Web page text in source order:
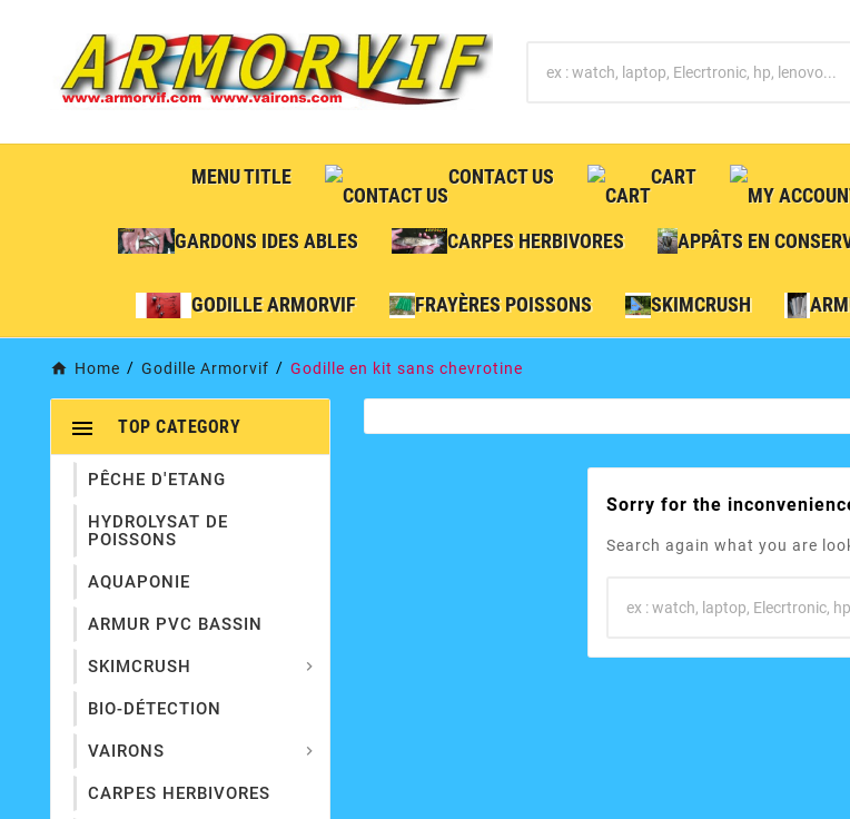
MENU TITLE CONTACT US CART
GARDONS IDES ABLES CARPES HERBIVORES APPÂTS EN
GODILLE ARMORVIF FRAYÈRES POISSONS SKIMCRUSH
Home Godille Armorvif Godille en kit sans chevrotine
TOP CATEGORY

PÊCHE D'ETANG
HYDROLYSAT DE
POISSONS
AQUAPONIE
ARMUR PVC BASSIN
SKIMCRUSH 
BIO-DÉTECTION
VAIRONS 
CARPES HERBIVORES
Sorry for the
Search again what you are